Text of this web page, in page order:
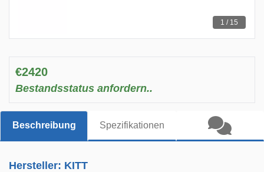
1 / 15
€2420
Bestandsstatus anfordern..
Beschreibung Spezifikationen
Hersteller: KITT